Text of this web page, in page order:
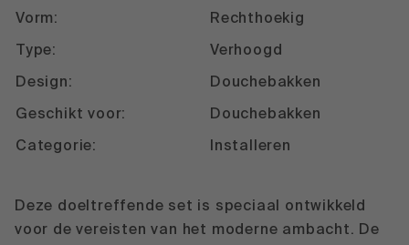
Vorm: Rechthoekig
Type: Verhoogd
Design: Douchebakken
Geschikt voor: Douchebakken
Categorie: Installeren
Deze doeltreffende set is speciaal ontwikkeld
voor de vereisten van het moderne ambacht. De